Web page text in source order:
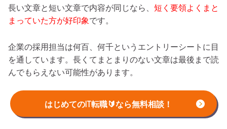
はじめてのIT転職🔰なら無料相談！
長い文章と短い文章で内容が同じなら、 短く要領よくまと
まっていた方が好印象です。
企業の採用担当は何百、何千というエントリーシートに目
を通しています。長くてまとまりのない文章は最後まで読
んでもらえない可能性があります。
この記事もオススメ